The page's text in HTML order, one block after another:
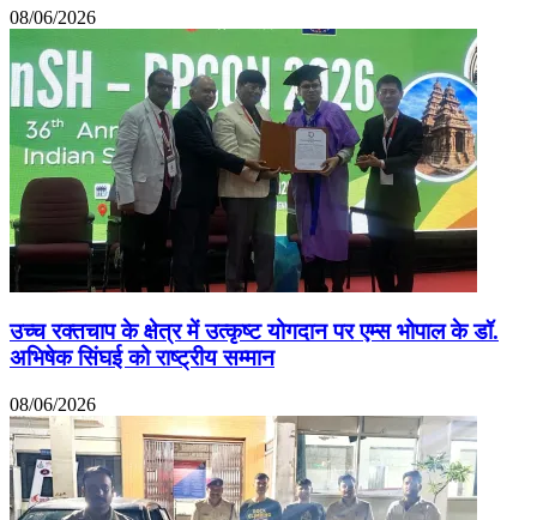
08/06/2026
उच्च रक्तचाप के क्षेत्र में उत्कृष्ट योगदान पर एम्स भोपाल के डॉ.
अभिषेक सिंघई को राष्ट्रीय सम्मान
08/06/2026